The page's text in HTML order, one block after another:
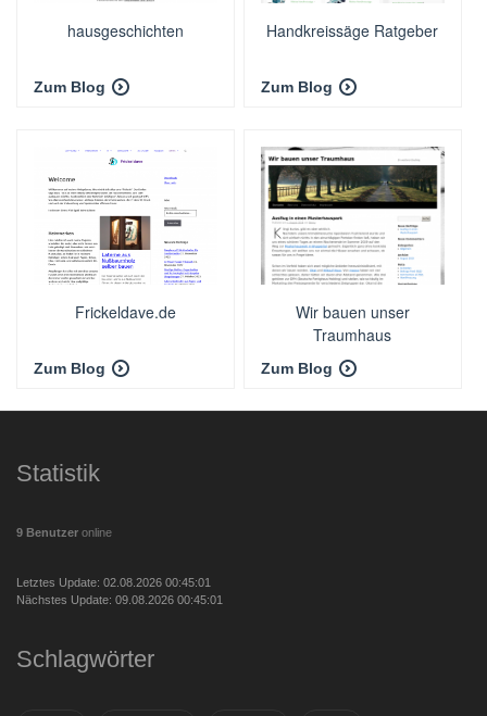
hausgeschichten
Zum Blog
Handkreissäge Ratgeber
Zum Blog
Frickeldave.de
Zum Blog
Wir bauen unser
Traumhaus
Zum Blog
Statistik
9 Benutzer online
Letztes Update: 02.08.2026 00:45:01
Nächstes Update: 09.08.2026 00:45:01
Schlagwörter